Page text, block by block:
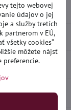
tejto webovej
údajov o jej
a služby tretích
partnerom v EÚ,
všetky cookies“
môžete nájsť